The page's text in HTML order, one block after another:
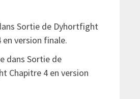
Sortie de Dyhortfight
en version finale.
dans Sortie de
Chapitre 4 en version